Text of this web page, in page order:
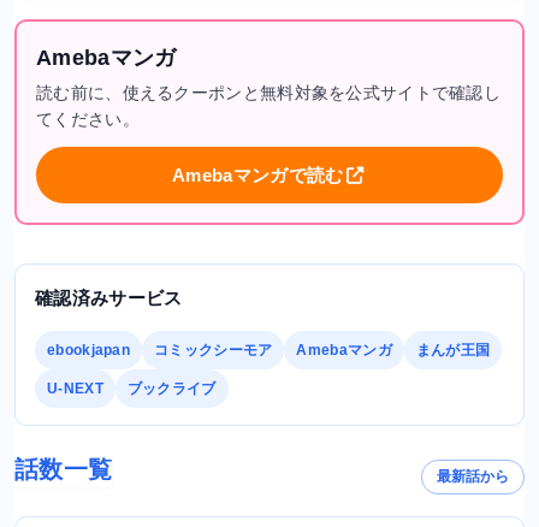
Amebaマンガ
読む前に、使えるクーポンと無料対象を公式サイトで確認し
てください。
Amebaマンガで読む
確認済みサービス
ebookjapan コミックシーモア Amebaマンガ まんが王国
U-NEXT ブックライブ
話数一覧 最新話から